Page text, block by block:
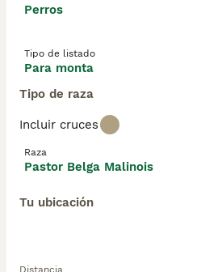
Perros
Tipo de listado
Para monta
Tipo de raza
Incluir cruces
Raza
Pastor Belga Malinois
Tu ubicación
Distancia